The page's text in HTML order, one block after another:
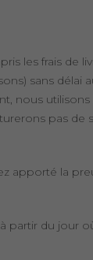
les frais de
sans délai
nous
pas
apporté la
partir du jour